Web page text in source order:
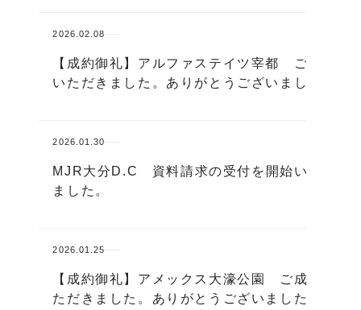
2026.02.08
【成約御礼】アルファステイツ宰都 ご成約
いただきました。ありがとうございました。
2026.01.30
MJR大分D.C 資料請求の受付を開始いたし
ました。
2026.01.25
【成約御礼】アメックス大濠公園 ご成約い
ただきました。ありがとうございました。